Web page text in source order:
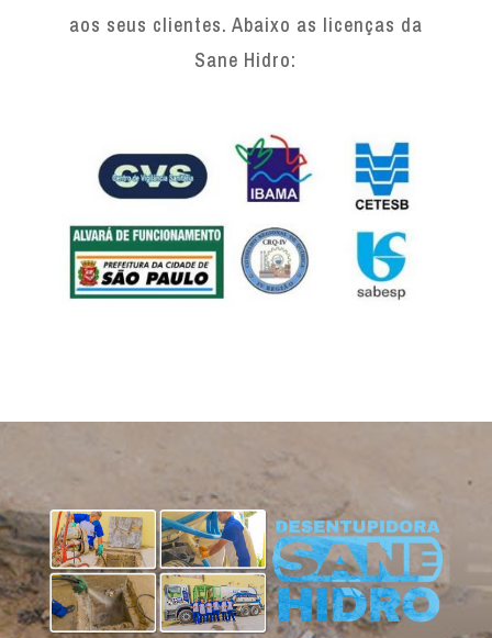
aos seus clientes. Abaixo as licenças da
Sane Hidro: